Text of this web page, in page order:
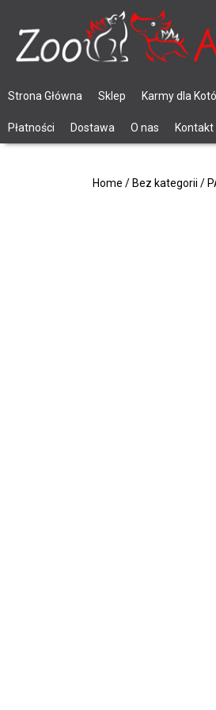
Strona Główna Sklep Karmy dla
Płatności Dostawa O nas Kontakt
Home / Bez kategorii /